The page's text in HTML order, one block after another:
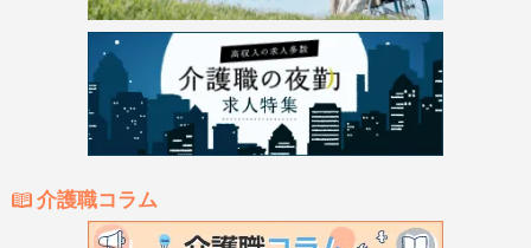
介護職コラム